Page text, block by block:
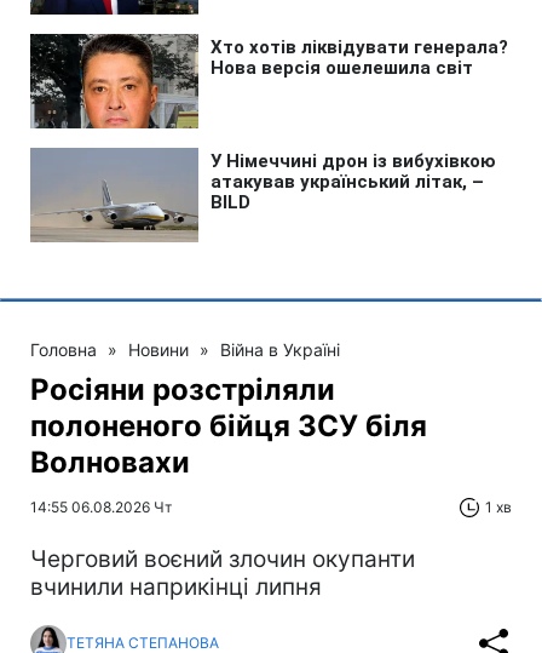
Головна » Новини » Війна в Україні
Росіяни розстріляли
полоненого бійця ЗСУ біля
Волновахи
14:55 06.08.2026 Чт 1 хв
Черговий воєний злочин окупанти
вчинили наприкінці липня
ТЕТЯНА СТЕПАНОВА